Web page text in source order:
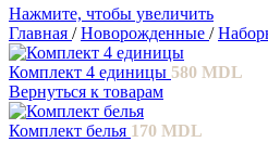
Нажмите, чтобы увеличить
Главная / Новорожденные /
Комплект 4 единицы 580 MDL
Вернуться к товарам
Комплект белья 170 MDL